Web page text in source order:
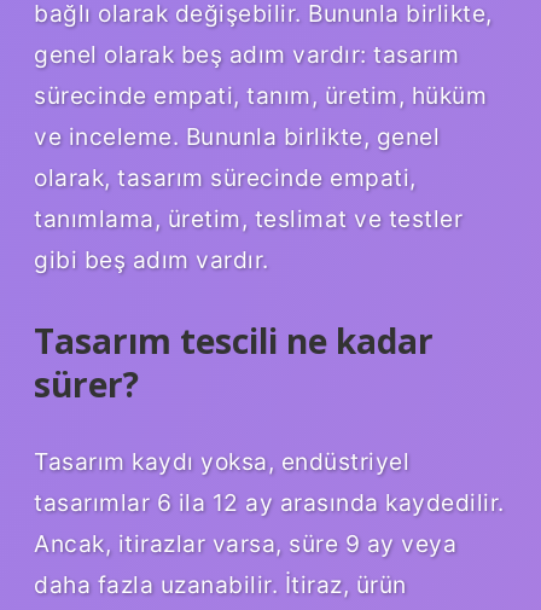
bağlı olarak değişebilir. Bununla birlikte,
genel olarak beş adım vardır: tasarım
sürecinde empati, tanım, üretim, hüküm
ve inceleme. Bununla birlikte, genel
olarak, tasarım sürecinde empati,
tanımlama, üretim, teslimat ve testler
gibi beş adım vardır.
Tasarım tescili ne kadar
sürer?
Tasarım kaydı yoksa, endüstriyel
tasarımlar 6 ila 12 ay arasında kaydedilir.
Ancak, itirazlar varsa, süre 9 ay veya
daha fazla uzanabilir. İtiraz, ürün